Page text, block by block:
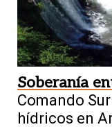
Soberanía
Comando
hídricos en